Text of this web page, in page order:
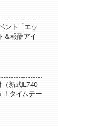
ント「エッ
＆報酬アイ
（新式IL740
！タイムテー